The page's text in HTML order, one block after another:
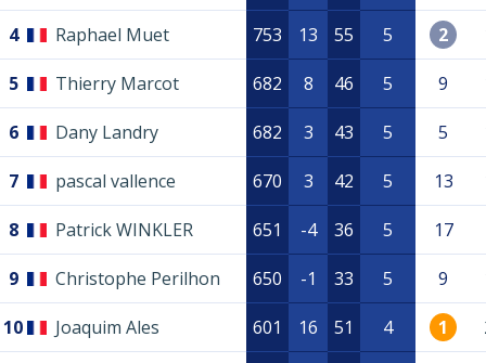
4 Raphael Muet 753 13 55 5 2
5 Thierry Marcot 682 8 46 5 9
6 Dany Landry 682 3 43 5 5
7 pascal vallence 670 3 42 5 13
8 Patrick WINKLER 651 -4 36 5 17
9 Christophe Perilhon 650 -1 33 5 9
10 Joaquim Ales 601 16 51 4 1